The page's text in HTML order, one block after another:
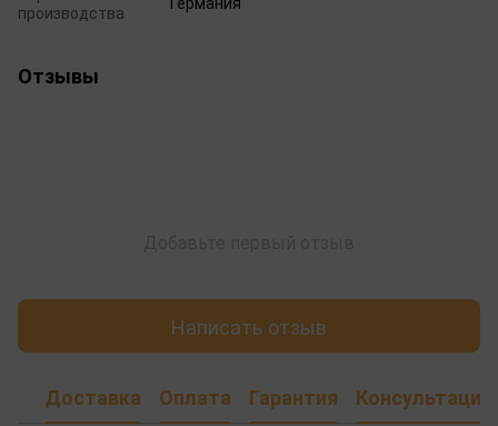
производства
Отзывы
Написать отзыв
Доставка Оплата Гарантия Консультация